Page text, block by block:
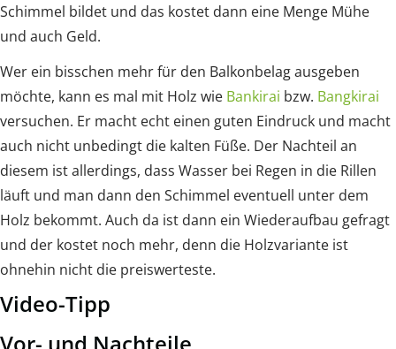
Schimmel bildet und das kostet dann eine Menge Mühe
und auch Geld.
Wer ein bisschen mehr für den Balkonbelag ausgeben
möchte, kann es mal mit Holz wie Bankirai bzw. Bangkirai
versuchen. Er macht echt einen guten Eindruck und macht
auch nicht unbedingt die kalten Füße. Der Nachteil an
diesem ist allerdings, dass Wasser bei Regen in die Rillen
läuft und man dann den Schimmel eventuell unter dem
Holz bekommt. Auch da ist dann ein Wiederaufbau gefragt
und der kostet noch mehr, denn die Holzvariante ist
ohnehin nicht die preiswerteste.
Video-Tipp
Vor- und Nachteile